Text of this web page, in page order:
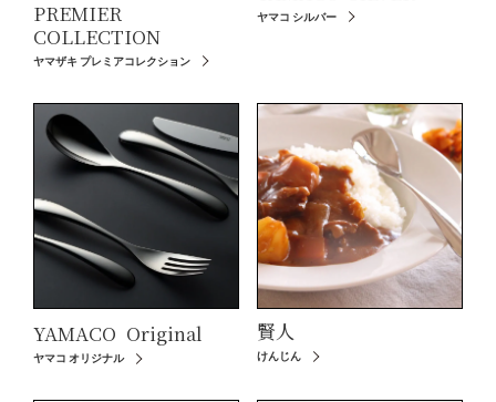
PREMIER
COLLECTION
ヤマザキ プレミアコレクション
ヤマコ シルバー
YAMACO Original
ヤマコ オリジナル
賢人
けんじん